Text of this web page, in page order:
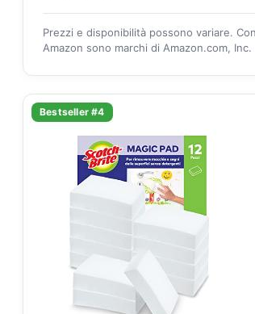
Prezzi e disponibilità possono variare.
Amazon sono marchi di Amazon.com,
Bestseller #4